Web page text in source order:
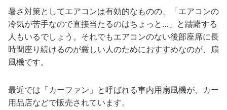
暑さ対策としてエアコンは有効的なものの、「エアコンの
冷気が苦手なので直接当たるのはちょっと…」と躊躇する
人もいるでしょう。それでもエアコンのない後部座席に長
時間座り続けるのが厳しい人のためにおすすめなのが、扇
風機です。
最近では「カーファン」と呼ばれる車内用扇風機が、カー
用品店などで販売されています。